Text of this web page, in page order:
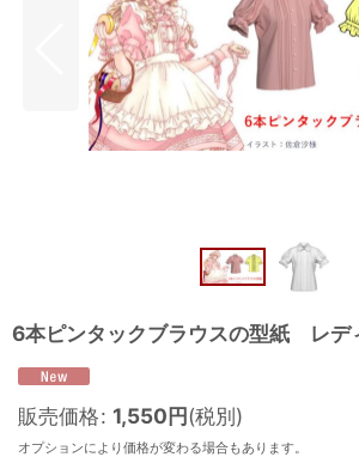
6本ピンタックブラウスの型紙 レデ
販売価格: 1,550円(税別)
オプションにより価格が変わる場合もあります。